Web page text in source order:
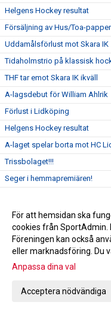
Helgens Hockey resultat
Försäljning av Hus/Toa-papper
Uddamålsförlust mot Skara IK
Tidaholmstrio på klassisk
THF tar emot Skara IK ikväll
A-lagsdebut för William Ahlrik
Förlust i Lidköping
Helgens Hockey resultat
A-laget spelar borta mot HC
Trissbolaget!!!
Seger i hemmapremiären!
Helgens Hockey resultat
Skridskoskolan och
Kiosktider
Bilder kick-off!
Utprovning av profilkläder
För att hemsidan ska
cookies från SportAdmin.
Föreningen kan också
eller marknadsföring. Du
Anpassa dina val
Acceptera nödvändiga